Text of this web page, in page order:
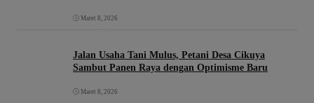
Maret 8, 2026
Jalan Usaha Tani Mulus, Petani Desa Cikuya
Sambut Panen Raya dengan Optimisme Baru
Maret 8, 2026